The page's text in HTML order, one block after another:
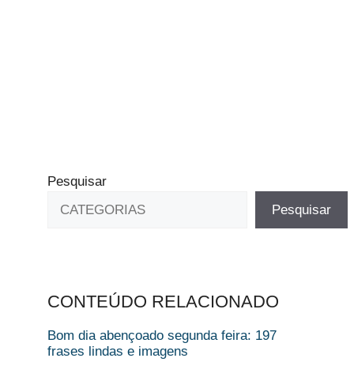
Pesquisar
Pesquisar
CONTEÚDO RELACIONADO
Bom dia abençoado segunda feira: 197
frases lindas e imagens